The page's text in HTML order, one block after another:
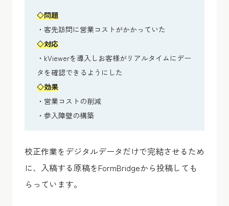
◇問題
・客先訪問に営業コストがかかっていた
◇対応
・kViewerを導入しお客様がリアルタイムにデー
タを確認できるようにした
◇効果
・営業コストの削減
・参入障壁の構築
校正作業をデジタルデータだけで完結させるため
に、入稿する原稿をFormBridgeから投稿しても
らっています。